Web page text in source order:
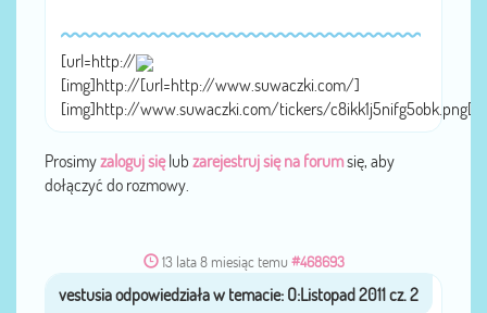
[url=http://
[img]http://[url=http://www.suwaczki.com/]
[img]http://www.suwaczki.com/tickers/c8ikk1j5nifg5obk.png[/
Prosimyzaloguj sięlub zarejestruj się na forumsię, aby
dołączyć do rozmowy.
13 lata 8 miesiąc temu #468693
przez vestusia